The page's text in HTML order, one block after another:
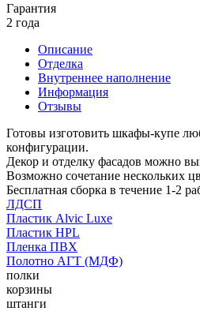
Гарантия
2 года
Описание
Отделка
Внутреннее наполнение
Информация
Отзывы
Готовы изготовить шкафы-купе
конфигурации.
Декор и отделку фасадов можно
Возможно сочетание нескольких
Бесплатная сборка в течение 1-2
ЛДСП
Пластик Alvic Luxe
Пластик HPL
Пленка ПВХ
Полотно АГТ (МДФ)
полки
корзины
штанги